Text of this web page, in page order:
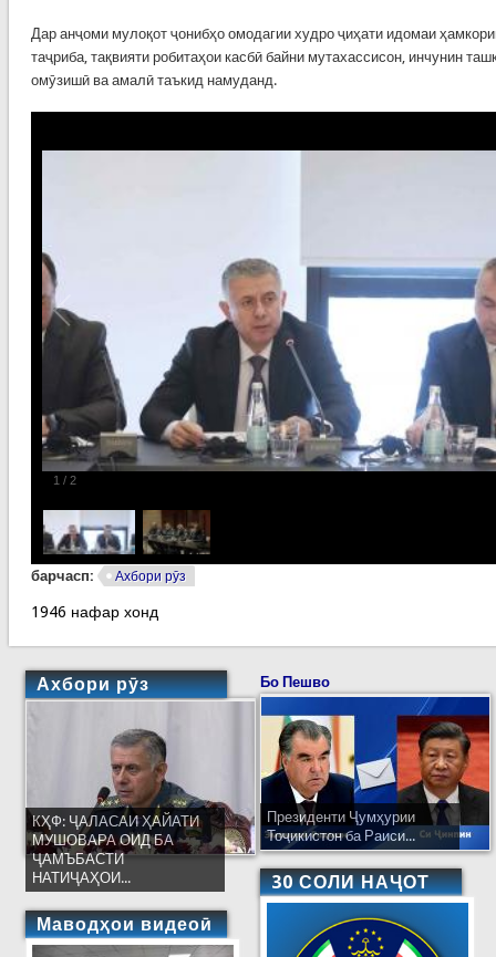
Дар анҷоми мулоқот ҷонибҳо омодагии худро ҷиҳати идомаи
таҷриба, тақвияти робитаҳои касбӣ байни мутахассисон, инчунин
омӯзишӣ ва амалӣ таъкид намуданд.
1 / 2
барчасп: Ахбори рӯз
1946 нафар хонд
Ахбори рӯз
КҲФ: ҶАЛАСАИ ҲАЙАТИ
МУШОВАРА ОИД БА
ҶАМЪБАСТИ
НАТИҶАҲОИ...
Маводҳои видеоӣ
Бо Пешво
Президенти Ҷумҳурии
Тоҷикистон ба Раиси...
30 СОЛИ НАҶОТ